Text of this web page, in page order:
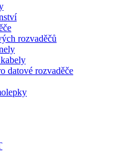
rozvaděčů
datové rozvaděče